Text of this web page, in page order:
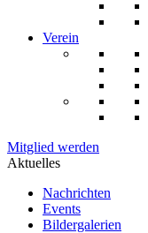
Verein
Mitglied werden
Aktuelles
Nachrichten
Events
Bildergalerien